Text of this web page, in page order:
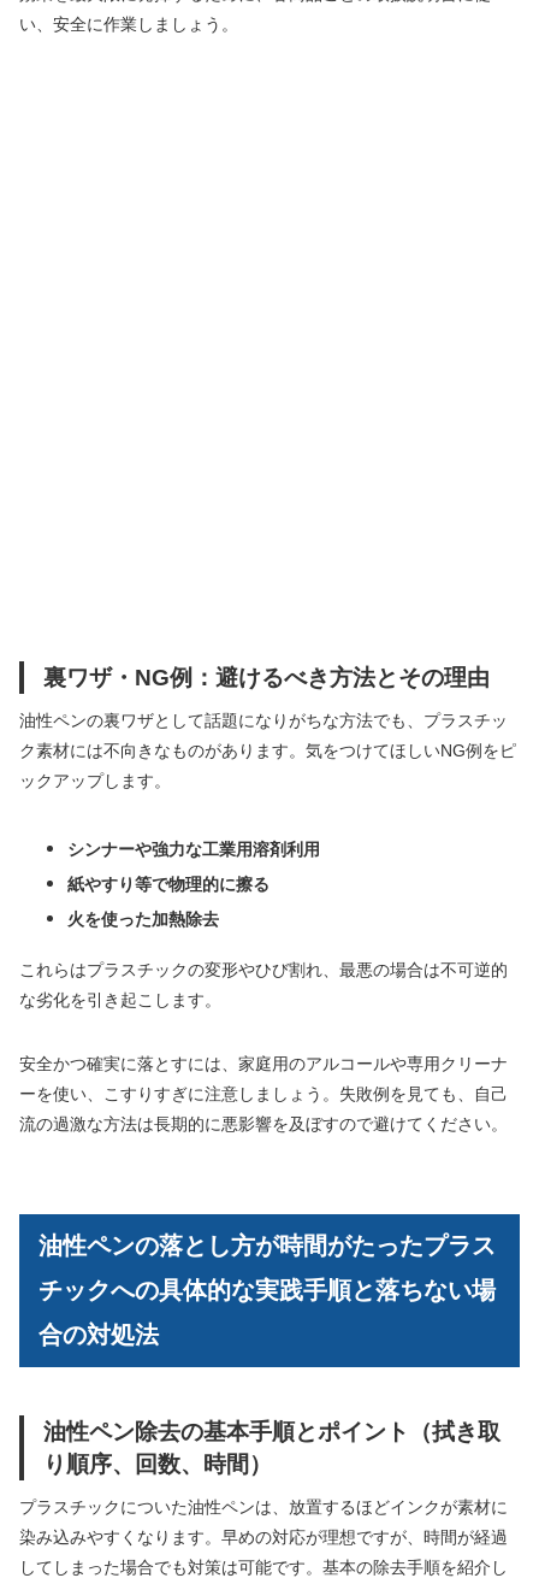
い、安全に作業しましょう。
裏ワザ・NG例：避けるべき方法とその理由
油性ペンの裏ワザとして話題になりがちな方法でも、プラスチッ
ク素材には不向きなものがあります。気をつけてほしいNG例をピ
ックアップします。
シンナーや強力な工業用溶剤利用
紙やすり等で物理的に擦る
火を使った加熱除去
これらはプラスチックの変形やひび割れ、最悪の場合は不可逆的
な劣化を引き起こします。
安全かつ確実に落とすには、家庭用のアルコールや専用クリーナ
ーを使い、こすりすぎに注意しましょう。失敗例を見ても、自己
流の過激な方法は長期的に悪影響を及ぼすので避けてください。
油性ペンの落とし方が時間がたったプラス
チックへの具体的な実践手順と落ちない場
合の対処法
油性ペン除去の基本手順とポイント（拭き取
り順序、回数、時間）
プラスチックについた油性ペンは、放置するほどインクが素材に
染み込みやすくなります。早めの対応が理想ですが、時間が経過
してしまった場合でも対策は可能です。基本の除去手順を紹介し